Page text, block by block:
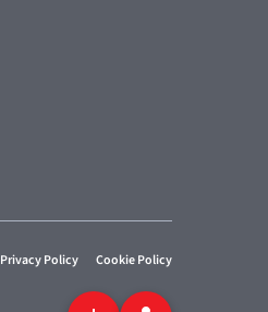
Privacy Policy Cookie Policy